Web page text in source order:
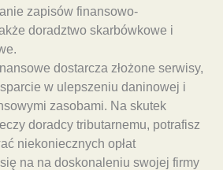
zapisów finansowo-
doradztwo skarbówkowe i
dostarcza złożone serwisy,
w ulepszeniu daninowej i
zasobami. Na skutek
doradcy tributarnemu, potrafisz
niekoniecznych opłat
na na doskonaleniu swojej firmy